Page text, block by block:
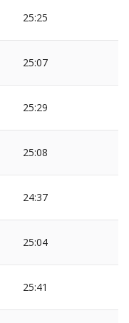
25:25
25:07
25:29
25:08
24:37
25:04
25:41